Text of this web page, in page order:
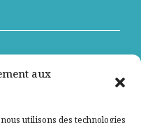
aux
utilisons des technologies